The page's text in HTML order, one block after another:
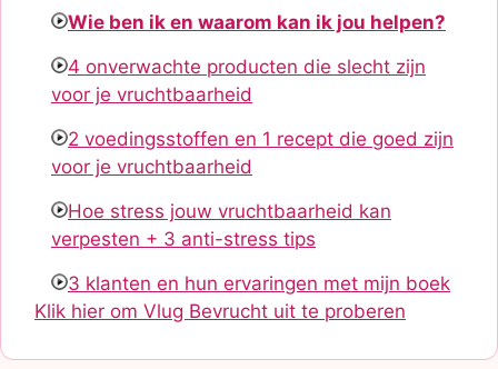
Wie ben ik en waarom kan ik jou helpen?
4 onverwachte producten die slecht zijn
voor je vruchtbaarheid
2 voedingsstoffen en 1 recept die goed zijn
voor je vruchtbaarheid
Hoe stress jouw vruchtbaarheid kan
verpesten + 3 anti-stress tips
3 klanten en hun ervaringen met mijn boek
Klik hier om Vlug Bevrucht uit te proberen